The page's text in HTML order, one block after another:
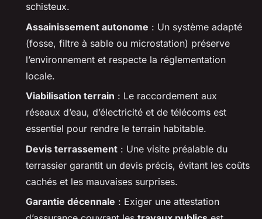
schisteux.
Assainissement autonome : Un système adapté
(fosse, filtre à sable ou microstation) préserve
l’environnement et respecte la réglementation
locale.
Viabilisation terrain : Le raccordement aux
réseaux d’eau, d’électricité et de télécoms est
essentiel pour rendre le terrain habitable.
Devis terrassement : Une visite préalable du
terrassier garantit un devis précis, évitant les coûts
cachés et les mauvaises surprises.
Garantie décennale : Exiger une attestation